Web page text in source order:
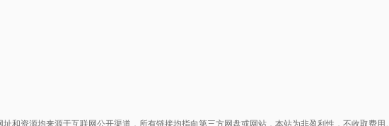
和资源均来源于互联网公开渠道，所有链接均指向第三方网盘或网站，本站为非盈利性，不收取费用。